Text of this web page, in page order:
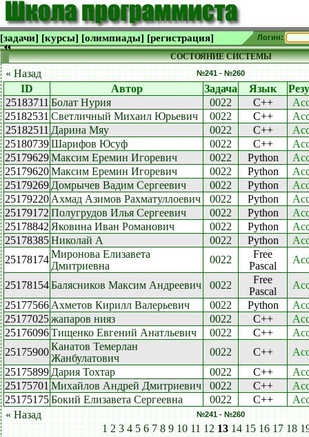
[задачи] [курсы] [олимпиады] [регистрация] Логин:
СОСТОЯНИЕ СИСТЕМЫ
« Назад №241 - №260
ID Автор Задача Язык
25183711 Болат Нурия 0022 C++
25182531 Светличный Михаил Юрьевич 0022 C++
25182511 Дарина Мяу 0022 C++
25180739Шарифов Юсуф 0022 C++
25179629Максим Еремин Игоревич 0022 Python
25179620Максим Еремин Игоревич 0022 Python
25179269 Домрычев Вадим Сергеевич 0022 Python
25179220 Ахмад Азимов Рахматуллоевич 0022 Python
25179172 Полугрудов Илья Сергеевич 0022 Python
25178842 Яковина Иван Романович 0022 Python
25178385Николай А 0022 Python
25178174Миронова Елизавета
Дмитриевна
0022
Free
Pascal
25178154Балясников Максим Андреевич 0022
Free
Pascal
25177566 Ахметов Кирилл Валерьевич 0022 Python
25177025жапаров нияз 0022 C++
25176096Тищенко Евгений Анатльевич 0022 C++
25175900Канатов Темерлан
Жанбулатович
0022 C++
25175899 Дария Тохтар 0022 C++
25175701 Михайлов Андрей Дмитриевич 0022 C++
25175175Бокий Елизавета Сергеевна 0022 C++
« Назад
№241 - №260
1 2 3 4 5 6 7 8 9 10 11 12 13 14 15 16 17 18